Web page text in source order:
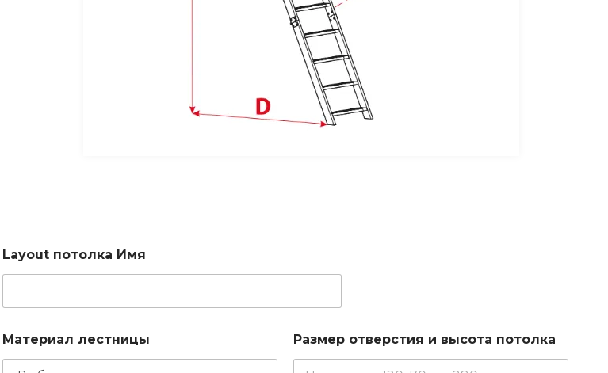
Layout потолка Имя
Материал лестницы Размер отверстия и высота потолка